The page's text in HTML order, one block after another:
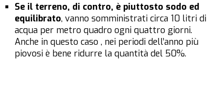
Se il terreno, di contro, è piuttosto sodo ed
equilibrato, vanno somministrati circa 10 litri di
acqua per metro quadro ogni quattro giorni.
Anche in questo caso , nei periodi dell’anno più
piovosi è bene ridurre la quantità del 50%.